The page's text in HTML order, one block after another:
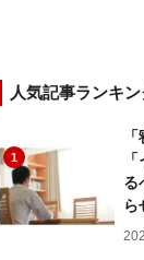
人気記事ランキ
1
る
ら